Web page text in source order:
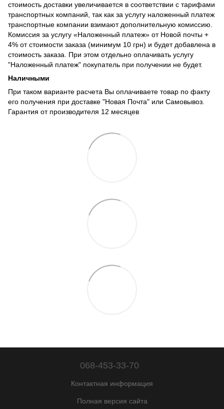
стоимость доставки увеличивается в соответствии с тарифами
транспортных компаний, так как за услугу наложенный платеж
транспортные компании взимают дополнительную комиссию.
Комиссия за услугу «Наложенный платеж» от Новой почты +
4% от стоимости заказа (минимум 10 грн) и будет добавлена в
стоимость заказа. При этом отдельно оплачивать услугу
"Наложенный платеж" покупатель при получении не будет.
Наличными
При таком варианте расчета Вы оплачиваете товар по факту
его получения при доставке "Новая Почта" или Самовывоз.
Гарантия от производителя 12 месяцев
068-453-33-70
Контактная информация
Полная версия сайта